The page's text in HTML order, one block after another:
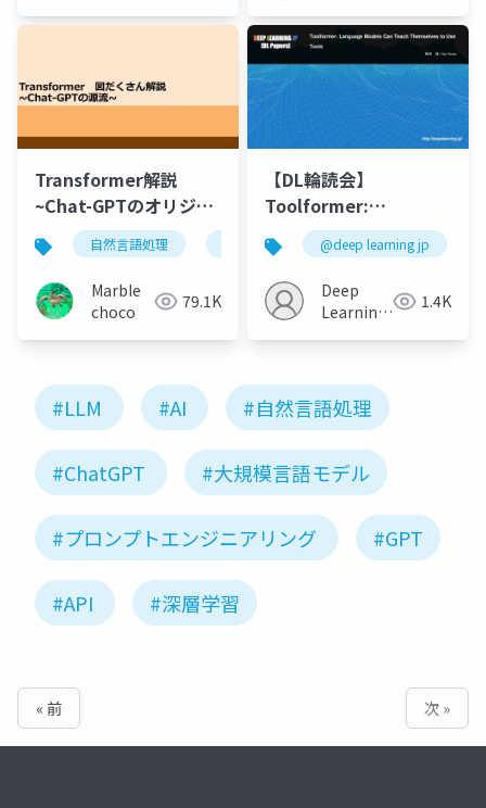
Transformer解説
~Chat-GPTのオリジン
を理解する~自然言語処理 chat-gpt transformer
MarbIe
choco
79.1K
【DL輪読会】
Toolformer:
Language Models
Can Teach
Themselves to Use
Tools
@deep learning jp
Deep
Learning
1.4K
#LLM #AI #自然言語処理
#ChatGPT #大規模言語モデル
#プロンプトエンジニアリング #GPT
#API #深層学習
« 前 次 »